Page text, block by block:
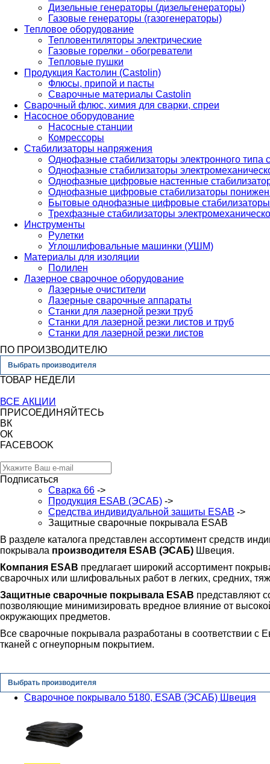
Дизельные генераторы (дизельгенераторы)
Газовые генераторы (газогенераторы)
Тепловое оборудование
Тепловентиляторы электрические
Газовые горелки - обогреватели
Тепловые пушки
Продукция Кастолин (Castolin)
Флюсы, припой и пасты
Сварочные материалы Castolin
Сварочный флюс, химия для сварки, спреи
Насосное оборудование
Насосные станции
Комрессоры
Стабилизаторы напряжения
Однофазные стабилизаторы электронного
Однофазные стабилизаторы
Однофазные цифровые настенные
Однофазные цифровые стабилизаторы
Бытовые однофазные цифровые стабилизаторы
Трехфазные стабилизаторы
Инструменты
Рулетки
Углошлифовальные машинки (УШМ)
Материалы для изоляции
Полилен
Лазерное сварочное оборудование
Лазерные очистители
Лазерные сварочные аппараты
Станки для лазерной резки труб
Станки для лазерной резки листов и труб
Станки для лазерной резки листов
ПО ПРОИЗВОДИТЕЛЮ
Выбрать производителя
ТОВАР НЕДЕЛИ
ВСЕ АКЦИИ
ПРИСОЕДИНЯЙТЕСЬ
ВК
ОК
FACEBOOK
Подписаться
Сварка 66 ->
Продукция ESAB (ЭСАБ) ->
Средства индивидуальной защиты ESAB ->
Защитные сварочные покрывала ESAB
В разделе каталога представлен ассортимент средств
покрывала производителя ESAB (ЭСАБ) Швеция.
Компания ESAB предлагает широкий ассортимент
сварочных или шлифовальных работ в легких, средних,
Защитные сварочные покрывала ESAB представляют
позволяющие минимизировать вредное влияние от
окружающих предметов.
Все сварочные покрывала разработаны в соответствии с
тканей с огнеупорным покрытием.
Выбрать производителя
Сварочное покрывало 5180, ESAB (ЭСАБ) Швеция